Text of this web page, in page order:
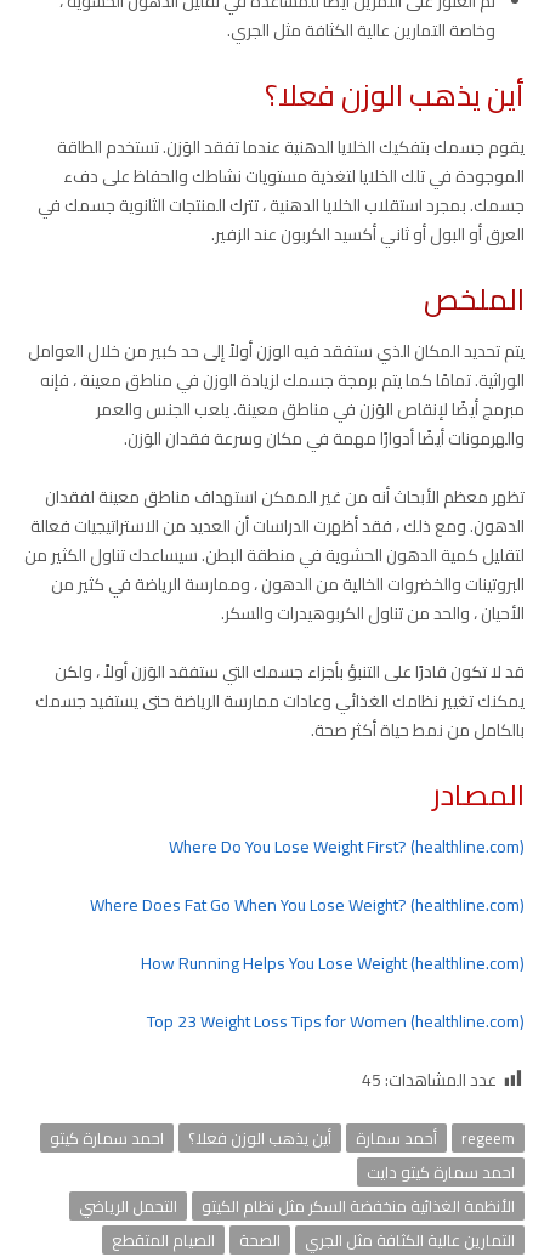
وخاصة التمارين عالية الكثافة مثل الجري.
أين يذهب الوزن فعلا؟
يقوم جسمك بتفكيك الخلايا الدهنية عندما تفقد الوَزن. تستخدم الطاقة
الموجودة في تلك الخلايا لتغذية مستويات نشاطك والحفاظ على دفء
جسمك. بمجرد استقلاب الخلايا الدهنية ، تترك المنتجات الثانوية جسمك في
العرق أو البول أو ثاني أكسيد الكربون عند الزفير.
الملخص
يتم تحديد المكان الذي ستفقد فيه الوزن أولاً إلى حد كبير من خلال العوامل
الوراثية. تمامًا كما يتم برمجة جسمك لزيادة الوزن في مناطق معينة ، فإنه
مبرمج أيضًا لإنقاص الوَزن في مناطق معينة. يلعب الجنس والعمر
والهرمونات أيضًا أدوارًا مهمة في مكان وسرعة فقدان الوَزن.
تظهر معظم الأبحاث أنه من غير الممكن استهداف مناطق معينة لفقدان
الدهون. ومع ذلك ، فقد أظهرت الدراسات أن العديد من الاستراتيجيات فعالة
لتقليل كمية الدهون الحشوية في منطقة البطن. سيساعدك تناول الكثير من
البروتينات والخضروات الخالية من الدهون ، وممارسة الرياضة في كثير من
الأحيان ، والحد من تناول الكربوهيدرات والسكر.
قد لا تكون قادرًا على التنبؤ بأجزاء جسمك التي ستفقد الوَزن أولاً ، ولكن
يمكنك تغيير نظامك الغذائي وعادات ممارسة الرياضة حتى يستفيد جسمك
بالكامل من نمط حياة أكثر صحة.
المصادر
Where Do You Lose Weight First? (healthline.com)
Where Does Fat Go When You Lose Weight? (healthline.com)
How Running Helps You Lose Weight (healthline.com)
Top 23 Weight Loss Tips for Women (healthline.com)
عدد المشاهدات:45
regeem أحمد سمارة أين يذهب الوزن فعلا؟
احمد سمارة كيتو
احمد سمارة كيتو دايت
الأنظمة الغذائية منخفضة السكر مثل نظام الكيتو
التحمل الرياضي
التمارين عالية الكثافة مثل الجري
الصحة
الصيام المتقطع